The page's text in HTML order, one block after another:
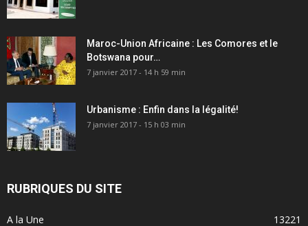
Maroc-Union Africaine : Les Comores et le
Botswana pour…
7 janvier 2017 - 14 h 59 min
Urbanisme : Enfin dans la légalité!
7 janvier 2017 - 15 h 03 min
RUBRIQUES DU SITE
A la Une 13221